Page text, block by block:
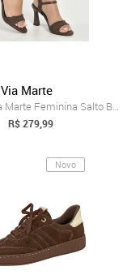
Via Marte
Sandália Via Marte Feminina Salto Bloco ...
R$ 279,99
Novo